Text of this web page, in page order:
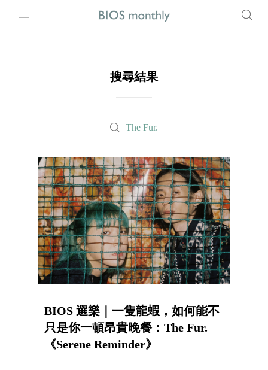
搜尋結果
The Fur.
BIOS 選樂｜一隻龍蝦，如何能不
只是你一頓昂貴晚餐：The Fur.
《Serene Reminder》